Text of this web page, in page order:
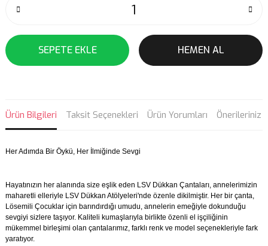
SEPETE EKLE HEMEN AL
Ürün Bilgileri Taksit Seçenekleri Ürün Yorumları Önerileriniz
Her Adımda Bir Öykü, Her İlmiğinde Sevgi
Hayatınızın her alanında size eşlik eden LSV Dükkan Çantaları, annelerimizin
maharetli elleriyle LSV Dükkan Atölyeleri'nde özenle dikilmiştir. Her bir çanta,
Lösemili Çocuklar için barındırdığı umudu, annelerin emeğiyle dokunduğu
sevgiyi sizlere taşıyor. Kaliteli kumaşlarıyla birlikte özenli el işçiliğinin
mükemmel birleşimi olan çantalarımız, farklı renk ve model seçenekleriyle fark
yaratıyor.